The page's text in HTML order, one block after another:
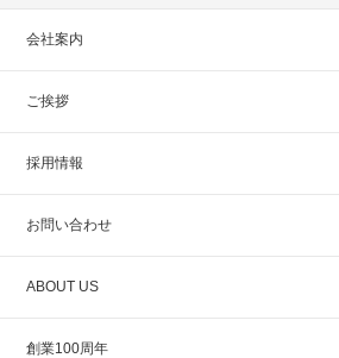
会社案内
ご挨拶
採用情報
お問い合わせ
ABOUT US
創業100周年